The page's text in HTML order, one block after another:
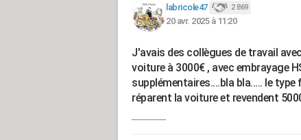
labricole47 2 869
20 avr. 2025 à 11:20
J'avais des collègues de travail
voiture à 3000€ , avec embrayage
supplémentaires....bla bla..... le
réparent la voiture et revendent